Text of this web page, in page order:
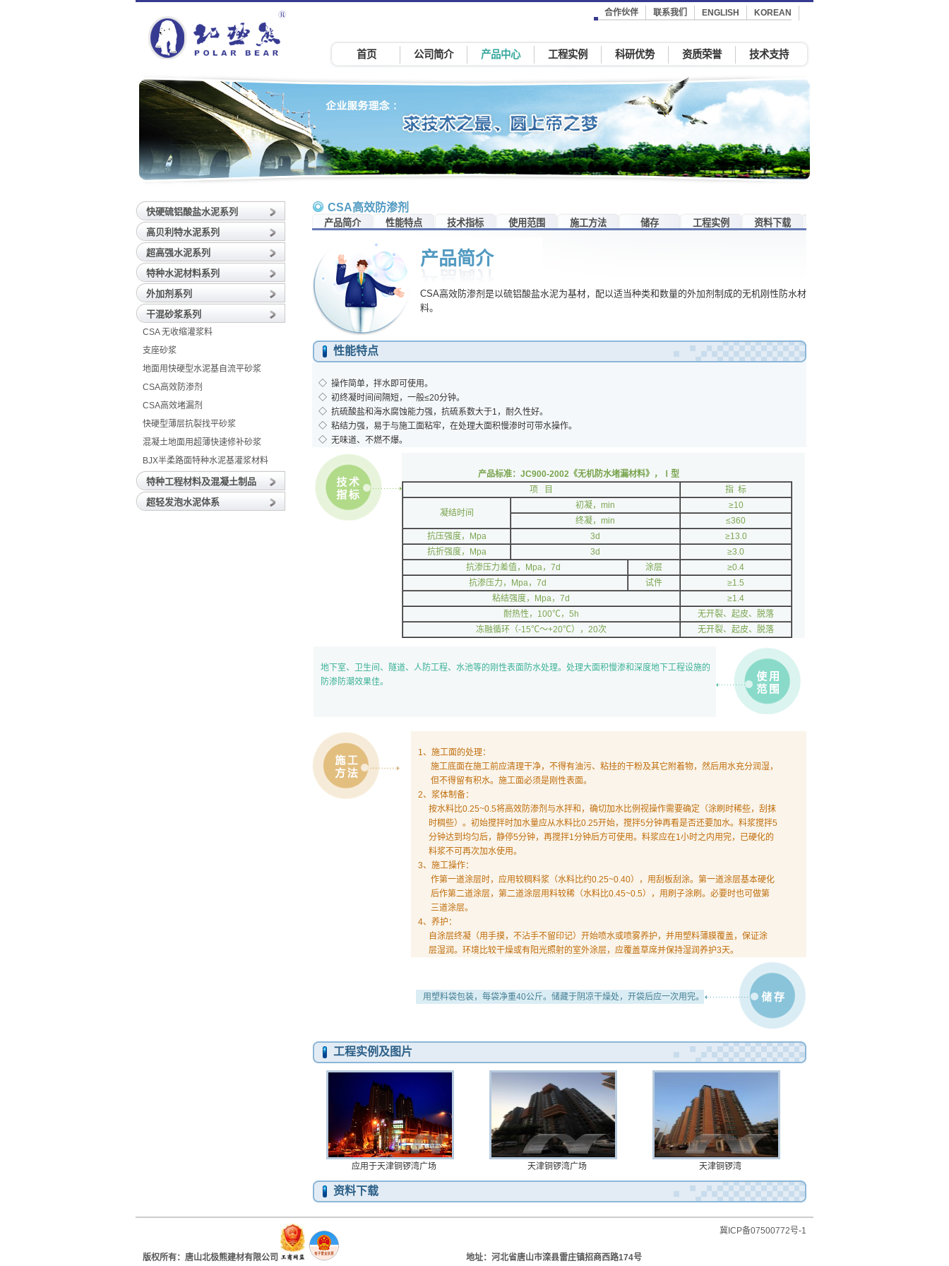
合作伙伴 联系我们 ENGLISH KOREAN
首页 公司简介 产品中心 工程实例 科研优势 资质荣誉 技术支持
CSA高效防渗剂
产品简介 性能特点 技术指标 使用范围 施工方法 储存 工程实例 资料下载
产品简介
CSA高效防渗剂是以硫铝酸盐水泥为基材，配以适当种类和数量的外加剂制成的无机刚性防水材
料。
性能特点
◇ 操作简单，拌水即可使用。
◇ 初终凝时间间隔短，一般≤20分钟。
◇ 抗硫酸盐和海水腐蚀能力强，抗硫系数大于1，耐久性好。
◇ 粘结力强，易于与施工面粘牢，在处理大面积慢渗时可带水操作。
◇ 无味道、不燃不爆。
产品标准： JC900-2002 《无机防水堵漏材料》，Ⅰ型
项 目
指 标
凝结时间
初凝，min
≥10
终凝，min
≤360
抗压强度，Mpa
3d
≥13.0
抗折强度，Mpa
3d
≥3.0
抗渗压力差值，Mpa，7d
涂层
≥0.4
抗渗压力，Mpa，7d
试件
≥1.5
粘结强度，Mpa，7d
≥1.4
耐热性，100℃，5h
无开裂、起皮、脱落
冻融循环（-15℃～+20℃），20次
无开裂、起皮、脱落
地下室、卫生间、隧道、人防工程、水池等的刚性表面防水处理。处理大面积慢渗和深度地下工程设施的
防渗防潮效果佳。
1、施工面的处理：
施工底面在施工前应清理干净，不得有油污、粘挂的干粉及其它附着物，然后用水充分润湿，
但不得留有积水。施工面必须是刚性表面。
2、浆体制备：
按水料比0.25~0.5将高效防渗剂与水拌和，确切加水比例视操作需要确定（涂刷时稀些，刮抹
时稠些）。初始搅拌时加水量应从水料比0.25开始，搅拌5分钟再看是否还要加水。料浆搅拌5
分钟达到均匀后，静停5分钟，再搅拌1分钟后方可使用。料浆应在1小时之内用完，已硬化的
料浆不可再次加水使用。
3、施工操作：
作第一道涂层时，应用较稠料浆（水料比约0.25~0.40），用刮板刮涂。第一道涂层基本硬化
后作第二道涂层，第二道涂层用料较稀（水料比0.45~0.5），用刷子涂刷。必要时也可做第
三道涂层。
4、养护：
自涂层终凝（用手摸，不沾手不留印记）开始喷水或喷雾养护，并用塑料薄膜覆盖，保证涂
层湿润。环境比较干燥或有阳光照射的室外涂层，应覆盖草席并保持湿润养护3天。
用塑料袋包装，每袋净重40公斤。储藏于阴凉干燥处，开袋后应一次用完。
工程实例及图片
应用于天津铜锣湾广场 天津铜锣湾广场 天津铜锣湾
资料下载
快硬硫铝酸盐水泥系列
高贝利特水泥系列
超高强水泥系列
特种水泥材料系列
外加剂系列
干混砂浆系列
CSA 无收缩灌浆料
支座砂浆
地面用快硬型水泥基自流平砂浆
CSA高效防渗剂
CSA高效堵漏剂
快硬型薄层抗裂找平砂浆
混凝土地面用超薄快速修补砂浆
BJX半柔路面特种水泥基灌浆材料
特种工程材料及混凝土制品
超轻发泡水泥体系
版权所有：唐山北极熊建材有限公司 地址：河北省唐山市滦县雷庄镇招商西路174号
冀ICP备07500772号-1